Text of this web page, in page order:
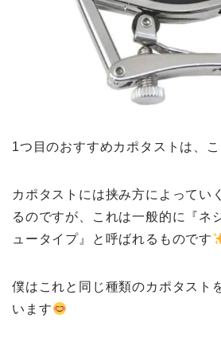
1つ目のおすすめカポタストは、こ
カポタストには挟み方によってい
るのですが、これは一般的に『ネ
ュータイプ』と呼ばれるものです
僕はこれと同じ種類のカポタスト
います